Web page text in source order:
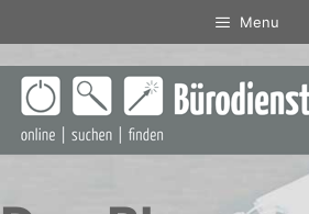
Inhalt
springen
Menu